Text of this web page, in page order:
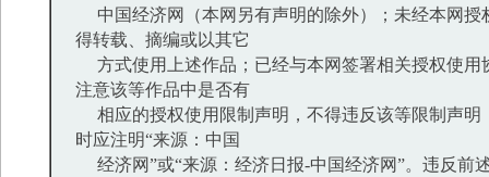
中国经济网（本网另有声明的除外）；未经本网授
得转载、摘编或以其它
方式使用上述作品；已经与本网签署相关授权使用
注意该等作品中是否有
相应的授权使用限制声明，不得违反该等限制声明
时应注明“来源：中国
经济网”或“来源：经济日报-中国经济网”。违反前